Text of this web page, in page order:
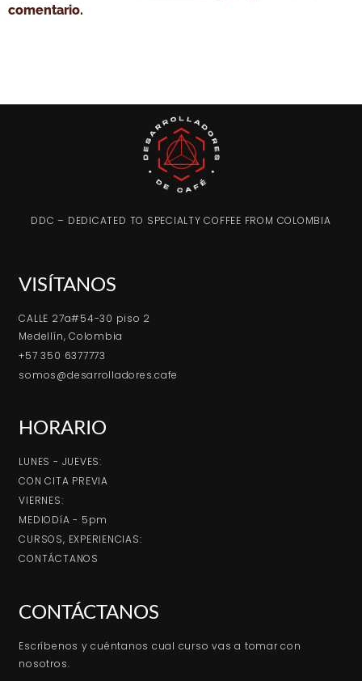
comentario.
DDC – DEDICATED TO SPECIALTY COFFEE FROM COLOMBIA
VISÍTANOS
CALLE 27a#54-30 piso 2
Medellín, Colombia
+57 350 6377773
somos@desarrolladores.cafe
HORARIO
LUNES - JUEVES:
CON CITA PREVIA
VIERNES:
MEDIODíA - 5pm
CURSOS, EXPERIENCIAS:
CONTÁCTANOS
CONTÁCTANOS
Escríbenos y cuéntanos cual curso vas a tomar con
nosotros.